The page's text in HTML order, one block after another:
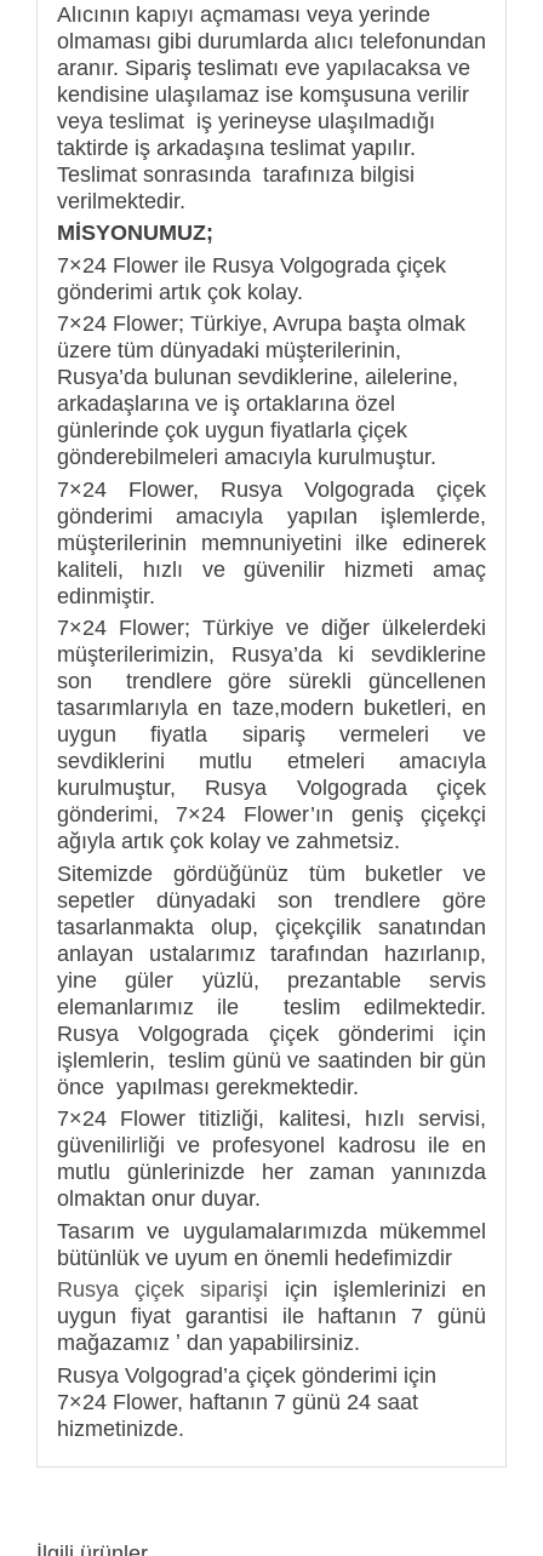
Alıcının kapıyı açmaması veya yerinde
olmaması gibi durumlarda alıcı telefonundan
aranır. Sipariş teslimatı eve yapılacaksa ve
kendisine ulaşılamaz ise komşusuna verilir
veya teslimat iş yerineyse ulaşılmadığı
taktirde iş arkadaşına teslimat yapılır.
Teslimat sonrasında tarafınıza bilgisi
verilmektedir.
MİSYONUMUZ;
7×24 Flower ile Rusya Volgograda çiçek
gönderimi artık çok kolay.
7×24 Flower; Türkiye, Avrupa başta olmak
üzere tüm dünyadaki müşterilerinin,
Rusya’da bulunan sevdiklerine, ailelerine,
arkadaşlarına ve iş ortaklarına özel
günlerinde çok uygun fiyatlarla çiçek
gönderebilmeleri amacıyla kurulmuştur.
7×24 Flower, Rusya Volgograda çiçek
gönderimi amacıyla yapılan işlemlerde,
müşterilerinin memnuniyetini ilke edinerek
kaliteli, hızlı ve güvenilir hizmeti amaç
edinmiştir.
7×24 Flower; Türkiye ve diğer ülkelerdeki
müşterilerimizin, Rusya’da ki sevdiklerine
son trendlere göre sürekli güncellenen
tasarımlarıyla en taze,modern buketleri, en
uygun fiyatla sipariş vermeleri ve
sevdiklerini mutlu etmeleri amacıyla
kurulmuştur, Rusya Volgograda çiçek
gönderimi, 7×24 Flower’ın geniş çiçekçi
ağıyla artık çok kolay ve zahmetsiz.
Sitemizde gördüğünüz tüm buketler ve
sepetler dünyadaki son trendlere göre
tasarlanmakta olup, çiçekçilik sanatından
anlayan ustalarımız tarafından hazırlanıp,
yine güler yüzlü, prezantable servis
elemanlarımız ile teslim edilmektedir.
Rusya Volgograda çiçek gönderimi için
işlemlerin, teslim günü ve saatinden bir gün
önce yapılması gerekmektedir.
7×24 Flower titizliği, kalitesi, hızlı servisi,
güvenilirliği ve profesyonel kadrosu ile en
mutlu günlerinizde her zaman yanınızda
olmaktan onur duyar.
Tasarım ve uygulamalarımızda mükemmel
bütünlük ve uyum en önemli hedefimizdir
Rusya çiçek siparişi için işlemlerinizi en
uygun fiyat garantisi ile haftanın 7 günü
mağazamız ʼ dan yapabilirsiniz.
Rusya Volgograd’a çiçek gönderimi için
7×24 Flower, haftanın 7 günü 24 saat
hizmetinizde.